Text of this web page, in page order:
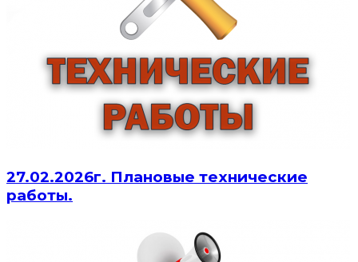
27.02.2026г. Плановые технические
работы.